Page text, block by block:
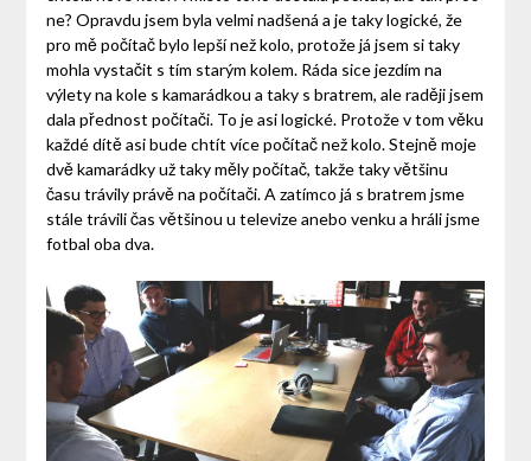
ne? Opravdu jsem byla velmi nadšená a je taky logické, že
pro mě počítač bylo lepší než kolo, protože já jsem si taky
mohla vystačit s tím starým kolem. Ráda sice jezdím na
výlety na kole s kamarádkou a taky s bratrem, ale raději jsem
dala přednost počítači. To je asi logické. Protože v tom věku
každé dítě asi bude chtít více počítač než kolo. Stejně moje
dvě kamarádky už taky měly počítač, takže taky většinu
času trávily právě na počítači. A zatímco já s bratrem jsme
stále trávili čas většinou u televize anebo venku a hráli jsme
fotbal oba dva.